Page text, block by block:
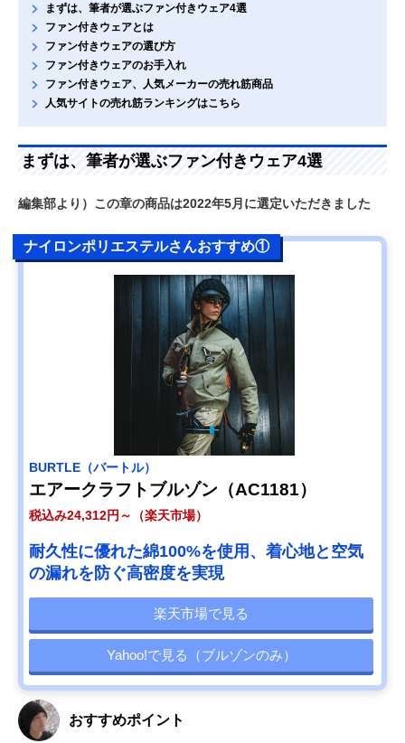
まずは、筆者が選ぶファン付きウェア4選
ファン付きウェアとは
ファン付きウェアの選び方
ファン付きウェアのお手入れ
ファン付きウェア、人気メーカーの売れ筋商品
人気サイトの売れ筋ランキングはこちら
まずは、筆者が選ぶファン付きウェア4選
編集部より）この章の商品は2022年5月に選定いただきました
ナイロンポリエステルさんおすすめ①
BURTLE（バートル）
エアークラフトブルゾン（AC1181）
税込み24,312円～（楽天市場）
耐久性に優れた綿100%を使用、着心地と空気
の漏れを防ぐ高密度を実現
楽天市場で見る
Yahoo!で見る（ブルゾンのみ）
おすすめポイント